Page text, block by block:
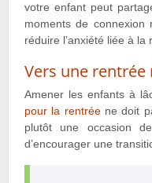
votre enfant peut
moments de connexion
réduire l’anxiété liée à la
Vers une rentrée
Amener les enfants à
pour la rentréene doit
plutôt une occasion
d’encourager une